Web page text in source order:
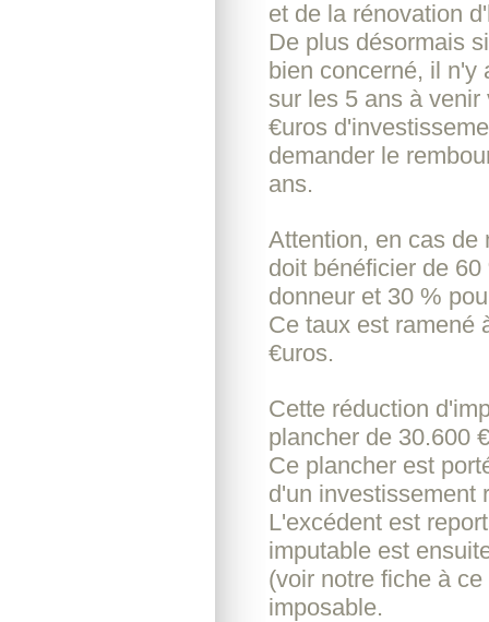
et de la rénovation
De plus désormais
bien concerné, il n'y
sur les 5 ans à
€uros
demander le
ans.
Attention, en cas de
doit bénéficier de
donneur et 30 %
Ce taux est ramené
€uros.
Cette réduction
plancher de 30.600
Ce plancher est
d'un investissement
L'excédent est
imputable est
(voir notre fiche à
imposable.